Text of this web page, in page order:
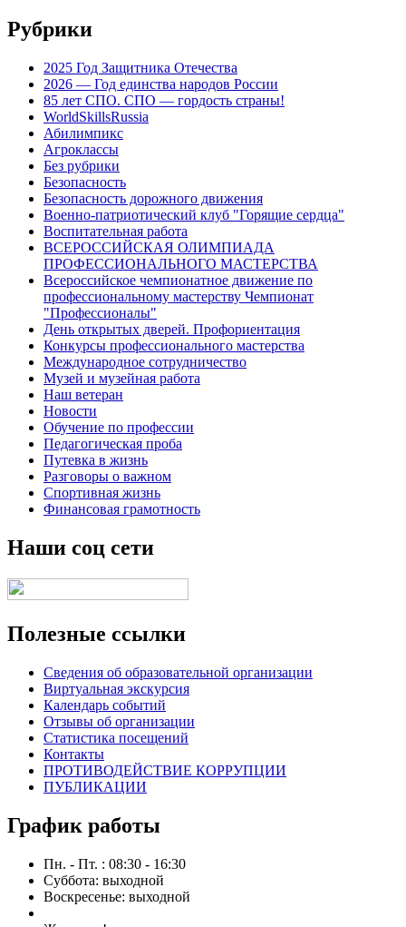
Рубрики
2025 Год Защитника Отечества
2026 — Год единства народов России
85 лет СПО. СПО — гордость страны!
WorldSkillsRussia
Абилимпикс
Агроклассы
Без рубрики
Безопасность
Безопасность дорожного движения
Военно-патриотический клуб "Горящие сердца"
Воспитательная работа
ВСЕРОССИЙСКАЯ ОЛИМПИАДА
ПРОФЕССИОНАЛЬНОГО МАСТЕРСТВА
Всероссийское чемпионатное движение по
профессиональному мастерству Чемпионат
"Профессионалы"
День открытых дверей. Профориентация
Конкурсы профессионального мастерства
Международное сотрудничество
Музей и музейная работа
Наш ветеран
Новости
Обучение по профессии
Педагогическая проба
Путевка в жизнь
Разговоры о важном
Спортивная жизнь
Финансовая грамотность
Наши соц сети
Полезные ссылки
Сведения об образовательной организации
Виртуальная экскурсия
Календарь событий
Отзывы об организации
Статистика посещений
Контакты
ПРОТИВОДЕЙСТВИЕ КОРРУПЦИИ
ПУБЛИКАЦИИ
График работы
Пн. - Пт. : 08:30 - 16:30
Суббота: выходной
Воскресенье: выходной